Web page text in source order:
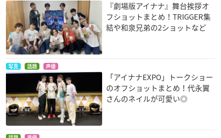
『劇場版アイナナ』舞台挨拶オ
フショットまとめ！TRIGGER集
結や和泉兄弟の2ショットなど
写真 話題 声優
「アイナナEXPO」トークショー
のオフショットまとめ！代永翼
さんのネイルが可愛い◎